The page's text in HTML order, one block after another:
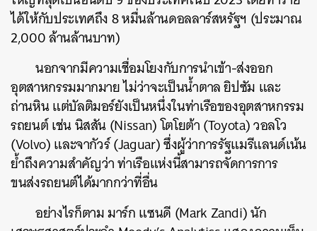
ได้ให้กับประเทศถึง 8 หมื่นล้านดอลลาร์สหรัฐฯ (ประมาณ
2,000 ล้านล้านบาท)
นอกจากมีความเชื่อมโยงกับการนำเข้า-ส่งออก
อุตสาหกรรมมากมาย ไม่ว่าจะเป็นน้ำตาล ยิปซัม และ
ถ่านหิน แต่บัลติมอร์ยังเป็นหนึ่งในท่าเรือของอุตสาหกรรม
รถยนต์ เช่น นิสสัน (Nissan) โตโยต้า (Toyota) วอลโว
(Volvo) และจากัวร์ (Jaguar) ซึ่งผู้ว่าการรัฐแมรีแลนด์เน้น
ย้ำถึงความสำคัญว่า ท่าเรือแห่งนี้สามารถจัดการการ
ขนส่งรถยนต์ได้มากกว่าที่อื่น
อย่างไรก็ตาม มาร์ก แซนดี (Mark Zandi) นัก